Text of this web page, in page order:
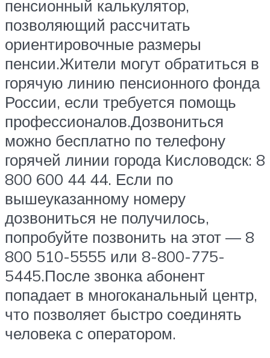
пенсионный калькулятор,
позволяющий рассчитать
ориентировочные размеры
пенсии.Жители могут обратиться в
горячую линию пенсионного фонда
России, если требуется помощь
профессионалов.Дозвониться
можно бесплатно по телефону
горячей линии города Кисловодск: 8
800 600 44 44. Если по
вышеуказанному номеру
дозвониться не получилось,
попробуйте позвонить на этот — 8
800 510-5555 или 8-800-775-
5445.После звонка абонент
попадает в многоканальный центр,
что позволяет быстро соединять
человека с оператором.